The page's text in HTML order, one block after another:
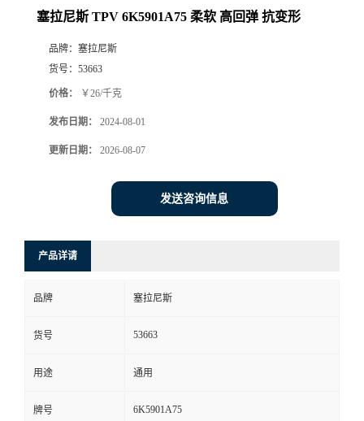
塞拉尼斯 TPV 6K5901A75 柔软 高回弹 抗变形
品牌： 塞拉尼斯
货号： 53663
价格： ￥26/千克
发布日期： 2024-08-01
更新日期： 2026-08-07
发送咨询信息
产品详请
品牌 塞拉尼斯
货号 53663
用途 通用
牌号 6K5901A75